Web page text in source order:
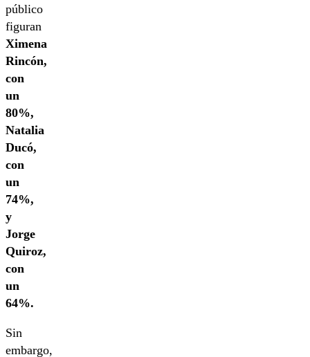
público
figuran
Ximena
Rincón,
con
un
80%,
Natalia
Ducó,
con
un
74%,
y
Jorge
Quiroz,
con
un
64%.
Sin
embargo,